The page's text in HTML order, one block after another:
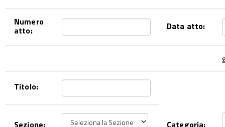
Numero
atto: Data atto:
Titolo:
Sezione: Categoria: